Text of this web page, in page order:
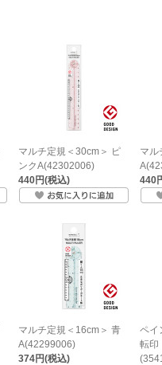
マルチ定規＜30cm＞ ピ
ンクA(42302006)
440円(税込)
マル
440
マルチ定規＜16cm＞ 青
A(42299006)
374円(税込)
ペイ
転印